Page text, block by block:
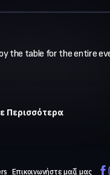
the table for the entire
Περισσότερα
Επικοινωνήστε μαζί μας